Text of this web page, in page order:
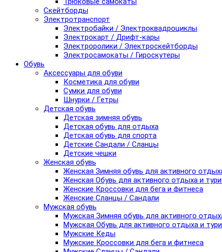
Скейтборды
Электротранспорт
Электробайки / Электроквадроциклы
Электрокарт / Дрифт-кары
Электроролики / Электроскейтборды
Электросамокаты / Гироскутеры
Обувь
Аксессуары для обуви
Косметика для обуви
Сумки для обуви
Шнурки / Гетры
Детская обувь
Детская зимняя обувь
Детская обувь для отдыха
Детская обувь для спорта
Детские Сандали / Сланцы
Детские чешки
Женская обувь
Женская Зимняя обувь для активного
Женская Обувь для активного отдыха и
Женские Кроссовки для бега и фитнеса
Женские Сланцы / Сандали
Мужская обувь
Мужская Зимняя обувь для активного
Мужская Обувь для активного отдыха и
Мужские Кеды
Мужские Кроссовки для бега и фитнеса